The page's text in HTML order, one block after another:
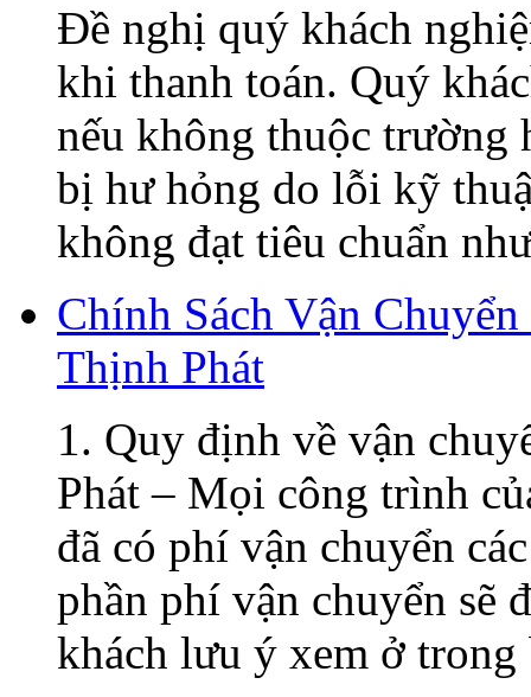
Đề nghị quý khách
khi thanh toán. Quý
nếu không thuộc trường
bị hư hỏng do lỗi kỹ
không đạt tiêu chuẩn
Chính Sách Vận
Thịnh Phát
1. Quy định về vận
Phát – Mọi công trình
đã có phí vận chuyển
phần phí vận chuyển sẽ
khách lưu ý xem ở trong